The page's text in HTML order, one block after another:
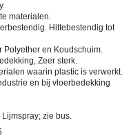
materialen.
Hittebestendig tot
Polyether en Koudschuim.
Zeer sterk.
waarin plastic is verwerkt.
en bij vloerbedekking
zie bus.